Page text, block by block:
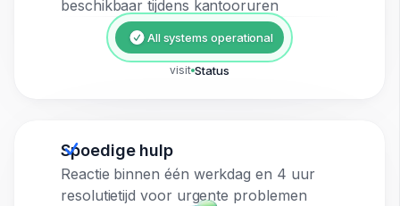
beschikbaar tijdens kantooruren
All systems operational
visit Status
Spoedige hulp
Reactie binnen één werkdag en 4 uur
resolutietijd voor urgente problemen